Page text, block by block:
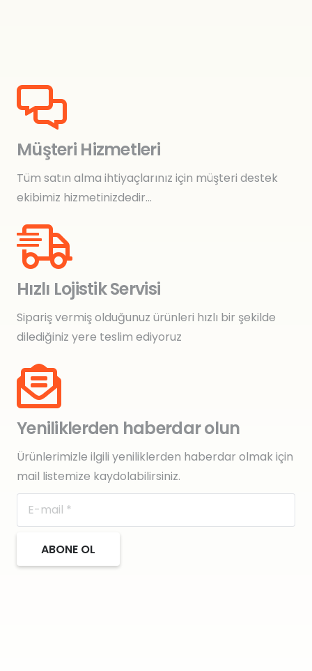
Müşteri Hizmetleri
Tüm satın alma ihtiyaçlarınız için müşteri destek
ekibimiz hizmetinizdedir…
Hızlı Lojistik Servisi
Sipariş vermiş olduğunuz ürünleri hızlı bir şekilde
dilediğiniz yere teslim ediyoruz
Yeniliklerden haberdar olun
Ürünlerimizle ilgili yeniliklerden haberdar olmak için
mail listemize kaydolabilirsiniz.
ABONE OL